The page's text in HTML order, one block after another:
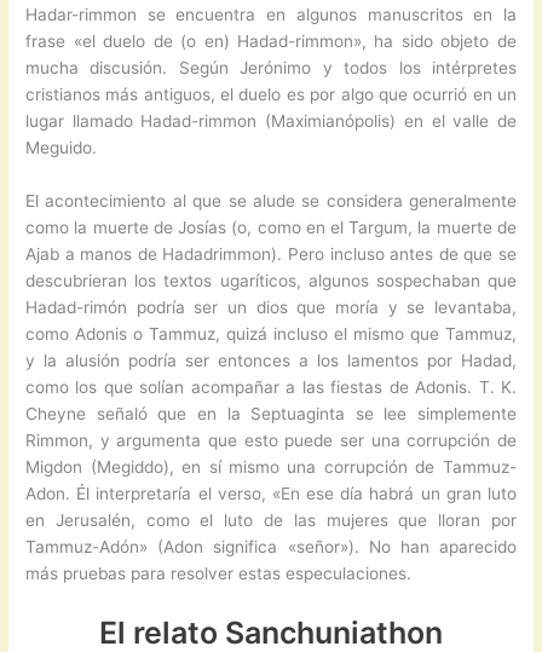
Hadar-rimmon se encuentra en algunos manuscritos en la
frase «el duelo de (o en) Hadad-rimmon», ha sido objeto de
mucha discusión. Según Jerónimo y todos los intérpretes
cristianos más antiguos, el duelo es por algo que ocurrió en un
lugar llamado Hadad-rimmon (Maximianópolis) en el valle de
Meguido.
El acontecimiento al que se alude se considera generalmente
como la muerte de Josías (o, como en el Targum, la muerte de
Ajab a manos de Hadadrimmon). Pero incluso antes de que se
descubrieran los textos ugaríticos, algunos sospechaban que
Hadad-rimón podría ser un dios que moría y se levantaba,
como Adonis o Tammuz, quizá incluso el mismo que Tammuz,
y la alusión podría ser entonces a los lamentos por Hadad,
como los que solían acompañar a las fiestas de Adonis. T. K.
Cheyne señaló que en la Septuaginta se lee simplemente
Rimmon, y argumenta que esto puede ser una corrupción de
Migdon (Megiddo), en sí mismo una corrupción de Tammuz-
Adon. Él interpretaría el verso, «En ese día habrá un gran luto
en Jerusalén, como el luto de las mujeres que lloran por
Tammuz-Adón» (Adon significa «señor»). No han aparecido
más pruebas para resolver estas especulaciones.
El relato Sanchuniathon